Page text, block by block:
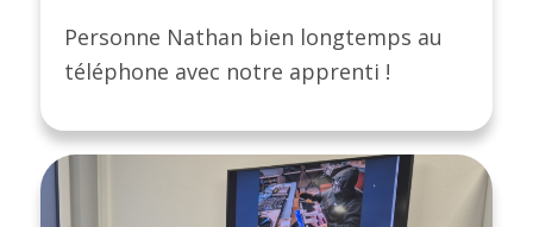
Personne Nathan bien longtemps au
téléphone avec notre apprenti !